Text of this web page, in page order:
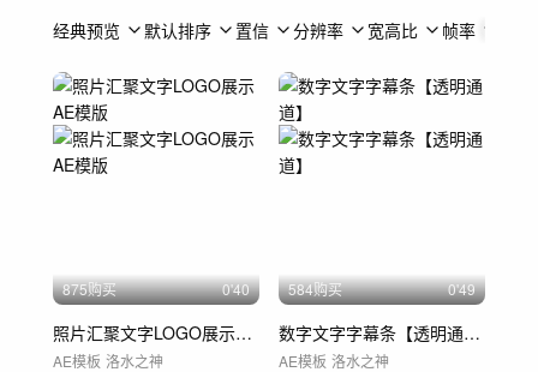
经典预览 默认排序 置信 分辨率 宽高比 帧率
875购买 0'40
照片汇聚文字LOGO展示AE模版
AE模板 洛水之神
584购买 0'49
数字文字字幕条【透明通道】
AE模板 洛水之神